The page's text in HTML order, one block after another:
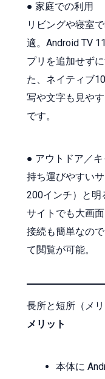
● 家庭での利用
リビングや寝室
適。Android TV
プリを追加せず
た、ネイティブ
写や文字も見や
です。
● アウトドア／
持ち運びやすい
200インチ）と明
サイトでも大画
接続も簡単なの
て閲覧が可能。
長所と短所（メ
メリット
本体に